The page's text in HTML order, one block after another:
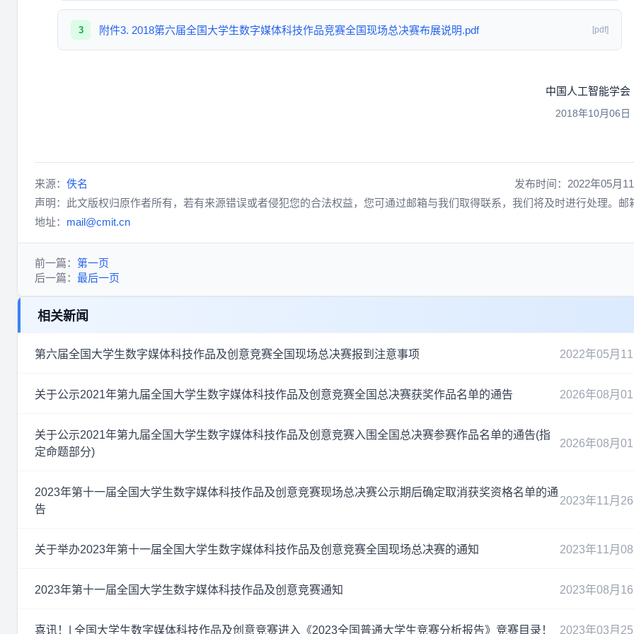
3 附件3. 2018第六届全国大学生数字媒体科技作品竞赛全国现场总决赛布展说明.pdf [pdf]
中国人工智能学会
2018年10月06日
来源： 佚名
发布时间：2022年05月
声明：此文版权归原作者所有，若有来源错误或者侵犯您的合法权益，您可通过邮箱与我们取得联系，我们将及时进行处理。邮
地址： mail@cmit.cn
前一篇： 第一页
后一篇： 最后一页
相关新闻
第六届全国大学生数字媒体科技作品及创意竞赛全国现场总决赛报到注意事项 2022年05月
关于公示2021年第九届全国大学生数字媒体科技作品及创意竞赛全国总决赛获奖作品名单的通告 2026年08月
关于公示2021年第九届全国大学生数字媒体科技作品及创意竞赛入围全国总决赛参赛作品名单的通告(指
定命题部分)
2026年08月
2023年第十一届全国大学生数字媒体科技作品及创意竞赛现场总决赛公示期后确定取消获奖资格名单的通
告
2023年11月
关于举办2023年第十一届全国大学生数字媒体科技作品及创意竞赛全国现场总决赛的通知 2023年11月
2023年第十一届全国大学生数字媒体科技作品及创意竞赛通知 2023年08月
喜讯！| 全国大学生数字媒体科技作品及创意竞赛进入《2023全国普通大学生竞赛分析报告》竞赛目录！ 2023年03月